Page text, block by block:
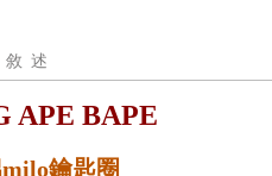
述